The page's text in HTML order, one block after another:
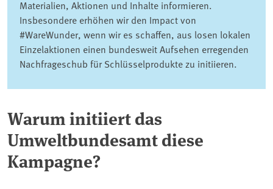
Materialien, Aktionen und Inhalte informieren.
Insbesondere erhöhen wir den Impact von
#WareWunder, wenn wir es schaffen, aus losen lokalen
Einzelaktionen einen bundesweit Aufsehen erregenden
Nachfrageschub für Schlüsselprodukte zu initiieren.
Warum initiiert das
Umweltbundesamt diese
Kampagne?